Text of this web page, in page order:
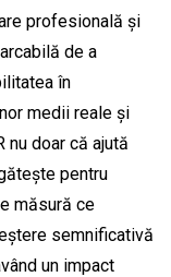
profesională și
de a
în
medii reale și
nu doar că ajută
pentru
măsură ce
semnificativă
un impact